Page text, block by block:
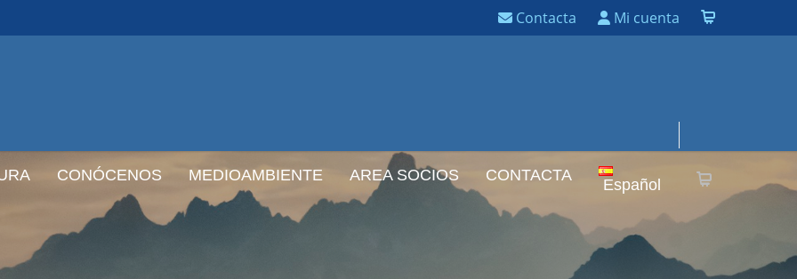
Contacta Mi cuenta
CONÓCENOS MEDIOAMBIENTE AREA SOCIOS CONTACTA
Español